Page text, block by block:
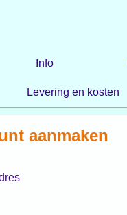
Info
Levering en kosten
aanmaken